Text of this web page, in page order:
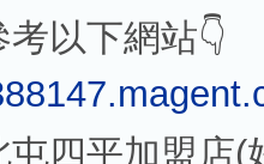
以下網站👇
四平加盟店